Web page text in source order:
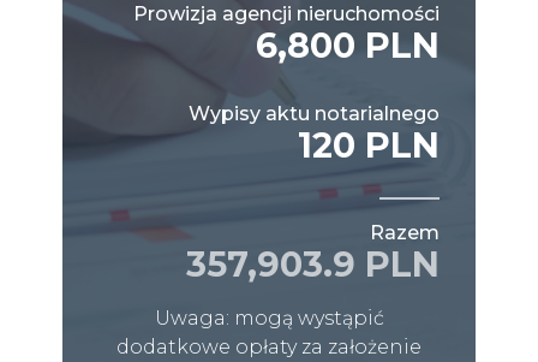
Prowizja agencji nieruchomości
6,800 PLN
Wypisy aktu notarialnego
120 PLN
Razem
357,903.9 PLN
Uwaga: mogą wystąpić
dodatkowe opłaty za założenie